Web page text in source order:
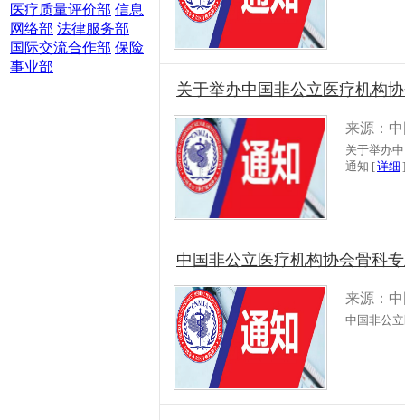
医疗质量评价部 信息
网络部 法律服务部
国际交流合作部 保险
事业部
关于举办中国非公立医疗机构
来源：
关于举办
通知 [详细 ]
中国非公立医疗机构协会骨科
来源：
中国非公